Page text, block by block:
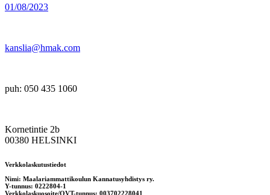
01/08/2023
kanslia@hmak.com
puh: 050 435 1060
Kornetintie 2b
00380 HELSINKI
Verkkolaskutustiedot
Nimi: Maalariammattikoulun Kannatusyhdistys ry.
Y-tunnus: 0222804-1
Verkkolaskuosoite/OVT-tunnus: 003702228041